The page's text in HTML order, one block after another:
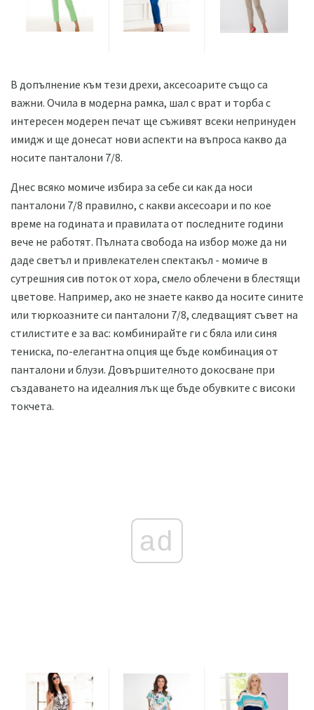
В допълнение към тези дрехи, аксесоарите също са
важни. Очила в модерна рамка, шал с врат и торба с
интересен модерен печат ще съживят всеки непринуден
имидж и ще донесат нови аспекти на въпроса какво да
носите панталони 7/8.
Днес всяко момиче избира за себе си как да носи
панталони 7/8 правилно, с какви аксесоари и по кое
време на годината и правилата от последните години
вече не работят. Пълната свобода на избор може да ни
даде светъл и привлекателен спектакъл - момиче в
сутрешния сив поток от хора, смело облечени в блестящи
цветове. Например, ако не знаете какво да носите сините
или тюркоазните си панталони 7/8, следващият съвет на
стилистите е за вас: комбинирайте ги с бяла или синя
тениска, по-елегантна опция ще бъде комбинация от
панталони и блузи. Довършителното докосване при
създаването на идеалния лък ще бъде обувките с високи
токчета.
ad